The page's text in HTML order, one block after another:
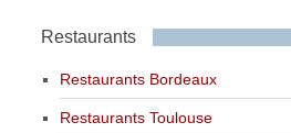
Restaurants
Restaurants Bordeaux
Restaurants Toulouse